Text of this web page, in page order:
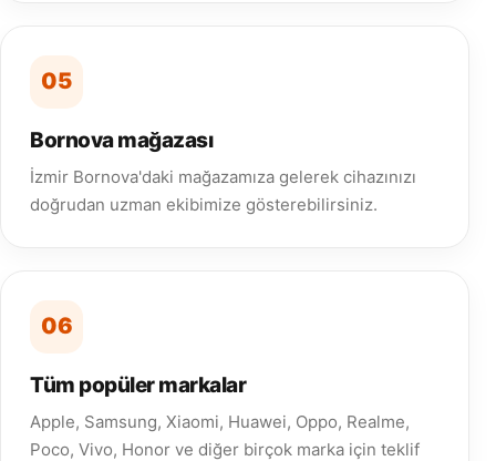
05
Bornova mağazası
İzmir Bornova'daki mağazamıza gelerek cihazınızı
doğrudan uzman ekibimize gösterebilirsiniz.
06
Tüm popüler markalar
Apple, Samsung, Xiaomi, Huawei, Oppo, Realme,
Poco, Vivo, Honor ve diğer birçok marka için teklif